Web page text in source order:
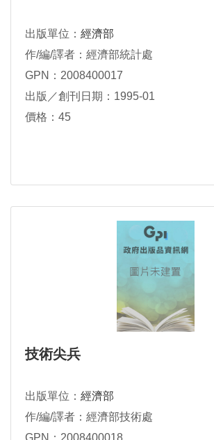
出版單位： 經濟部
作/編/譯者：經濟部統計處
GPN：2008400017
出版／創刊日期：1995-01
價格：45
技術尖兵
出版單位： 經濟部
作/編/譯者：經濟部技術處
GPN：2008400018